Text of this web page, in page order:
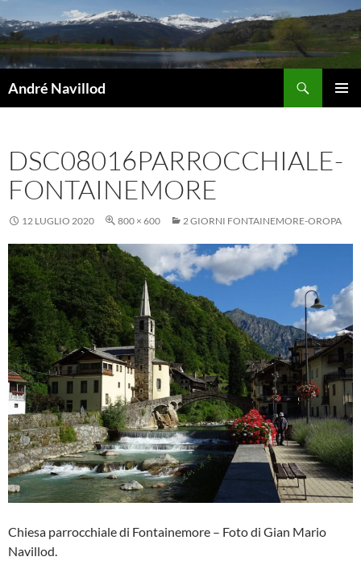
al
contenuto
André Navillod
DSC08016PARROCCHIALE-
FONTAINEMORE
12 LUGLIO 2020 800 × 600 2 GIORNI FONTAINEMORE-OROPA
Chiesa parrocchiale di Fontainemore – Foto di Gian Mario
Navillod.